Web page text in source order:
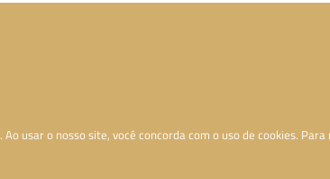
usar o nosso site, você concorda com o uso de cookies.